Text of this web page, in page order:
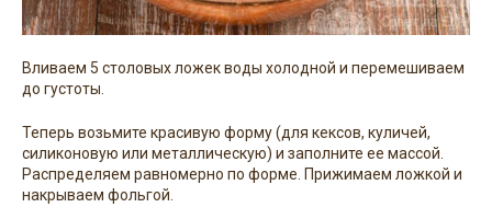
Вливаем 5 столовых ложек воды холодной и перемешиваем
до густоты.
Теперь возьмите красивую форму (для кексов, куличей,
силиконовую или металлическую) и заполните ее массой.
Распределяем равномерно по форме. Прижимаем ложкой и
накрываем фольгой.